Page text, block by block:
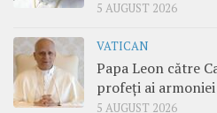
5 AUGUST 2026
VATICAN
Papa Leon către
profeți ai
5 AUGUST 2026